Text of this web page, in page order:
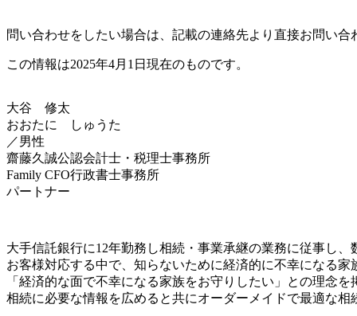
問い合わせをしたい場合は、記載の連絡先より直接お問い合
この情報は2025年4月1日現在のものです。
大谷 修太
おおたに しゅうた
／男性
齋藤久誠公認会計士・税理士事務所
Family CFO行政書士事務所
パートナー
大手信託銀行に12年勤務し相続・事業承継の業務に従事し、
お客様対応する中で、知らないために経済的に不幸になる家
「経済的な面で不幸になる家族をお守りしたい」との理念を
相続に必要な情報を広めると共にオーダーメイドで最適な相